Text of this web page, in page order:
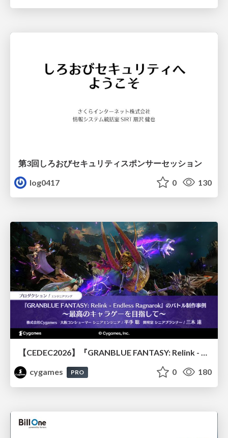
第3回しろおびセキュリティスポンサーセッション
log0417
0 130
【CEDEC2026】『GRANBLUE FANTASY: Relink - Endless Ragnarok』のバトル制作事例 ～最高のキャラゲーを目指して～
cygames
PRO 0 180